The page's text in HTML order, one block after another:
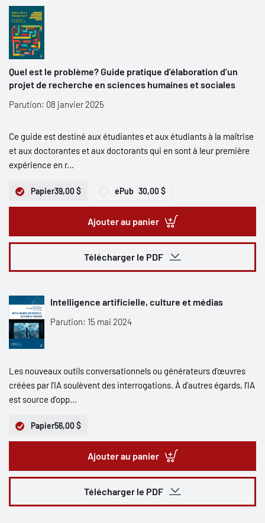
Quel est le problème? Guide pratique d’élaboration d’un
projet de recherche en sciences humaines et sociales
Parution: 08 janvier 2025
Ce guide est destiné aux étudiantes et aux étudiants à la maîtrise
et aux doctorantes et aux doctorants qui en sont à leur première
expérience en r...
Papier39,00 $ ePub 30,00 $
Ajouter au panier
Télécharger le PDF
Intelligence artificielle, culture et médias
Parution: 15 mai 2024
Les nouveaux outils conversationnels ou générateurs d’œuvres
créées par l'IA soulèvent des interrogations. À d'autres égards, l’IA
est source d’opp...
Papier56,00 $
Ajouter au panier
Télécharger le PDF